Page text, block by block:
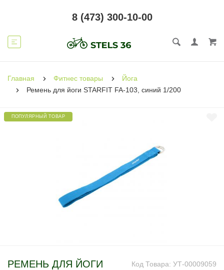
8 (473) 300-10-00
Главная Фитнес товары
Йога
Ремень для йоги STARFIT FA-103, синий 1/200
ПОПУЛЯРНЫЙ ТОВАР
Код Товара: УТ-00009059
РЕМЕНЬ ДЛЯ ЙОГИ